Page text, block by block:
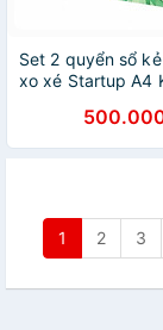
Set 2 quyển sổ
xo xé Startup A4
1 2 3